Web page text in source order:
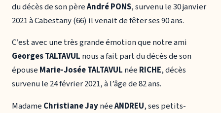
du décès de son pèreAndré PONS, survenu le 30 janvier
2021 à Cabestany (66) il venait de fêter ses 90 ans.
C’est avec une très grande émotion que notre ami
Georges TALTAVUL nous a fait part du décès de son
épouse Marie-Josée TALTAVUL née RICHE, décès
survenu le 24 février 2021, à l’âge de 82 ans.
Madame Christiane JaynéeANDREU, ses petits-